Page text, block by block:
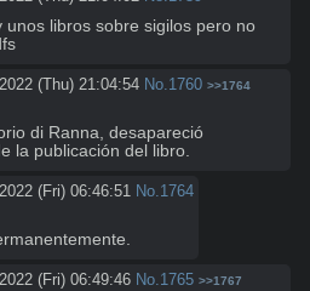
unos libros sobre sigilos pero no
(Thu) 21:04:54 No.1760 >>1764
di Ranna, desapareció
la publicación del libro.
(Fri) 06:46:51 No.1764
(Fri) 06:49:46 No.1765 >>1767